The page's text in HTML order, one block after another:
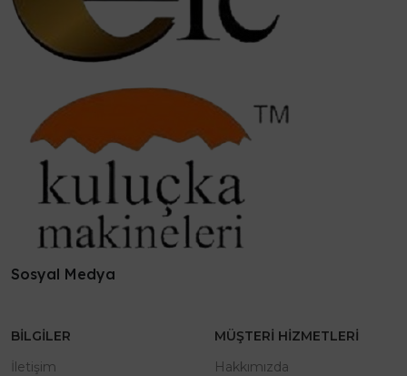
Sosyal Medya
BILGILER
İletişim
MÜŞTERI HIZMETLERI
Hakkımızda